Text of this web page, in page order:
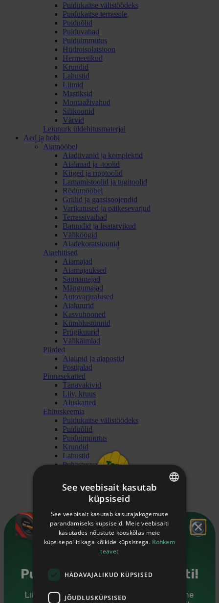
Puidukaitse välistöödeks
Puidukaitse terrassile
Puiduõlid
Puiduvahad
Puiduimmutus
Hüdroisolatsioon
Hermeetikud
Krundid
Lahustid
Liimid
Mastiksid
Montaaživahud
Silikoonid
Värvid
Leiunurk üldehitusmaterjal
Aed ja hobi
Aiamööbel
Aiadiivanid ja komplektid
Aialauad ja -toolid
Kiiged ja ripptoolid
Lamamistoolid ja tugitoolid
Rõdumööbel
Grillid ja gaasisoojendid
Varikatused ja päikesevarjud
Terrassivaibad
Batuudid ja lisatarvikud
Väliköögid
Aiadekoratsioonid
Aiaehitised
Aiamajad
Aiamajauksed
Saunamajad
Mängumajad
Autovarjualused
Aiakuurid
Kasvuhooned
Kümblustünnid
Prügikuurid
Välikäimlad
Piirded
Aialipid ja aiapostid
Postijalad
Pinnasekatted
Tänavakivid
Liiv, kruus
Aluskatted
Ehituskeemia
Puidukaitse välistöödeks
Puiduõlid
Puiduimmutus
Krundid
Lahustid
Puhastusvahendid
Puitbrikett
Puitgraanul
Viimistlus
Liistud
Katteliistud
Klaasiliistud
Piirdeliistud
Põrandaliistud
Uksepiirdeliistud
ENGLISH
RUSSIAN
See veebisait kasutab
küpsiseid
See veebisait kasutab kasutajakogemuse
parandamiseks küpsiseid. Meie veebisaiti
kasutades nõustute kooskõlas meie
küpsisepoliitikaga kõikide küpsistega. Rohkem
teavet
HÄDAVAJALIKUD KÜPSISED
JÕUDLUSKÜPSISED
Puidutarkus sinu postkasti!
Liitu Puumarketi uudiskirjaga ning saadame